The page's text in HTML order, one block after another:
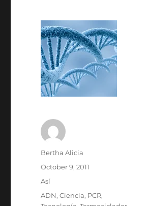
Author
Bertha Alicia
Posted
October 9, 2011
Categories
Así
Tags
ADN,Ciencia, PCR,